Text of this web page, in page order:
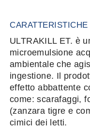
CARATTERISTICHE
ULTRAKILL ET. è
microemulsione
ambientale che
ingestione. Il
effetto abbattente
come: scarafaggi,
(zanzara tigre e
cimici dei letti.